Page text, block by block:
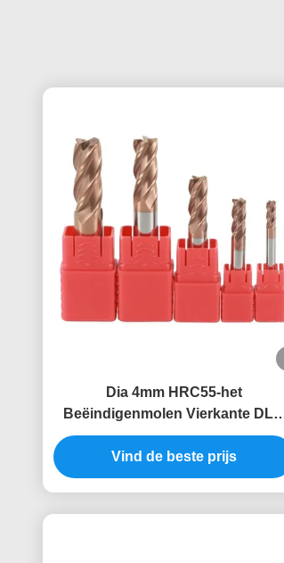
Dia 4mm HRC55-het
Beëindigenmolen Vierkante DLC
van het Wolframcarbide bedekte
Beëindigenmolens met een laag
Vind de beste prijs